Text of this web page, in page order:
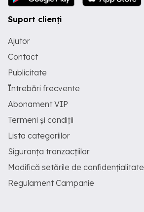
Suport clienți
Ajutor
Contact
Publicitate
Întrebări frecvente
Abonament VIP
Termeni și condiții
Lista categoriilor
Siguranța tranzacțiilor
Modifică setările de confidențialitate
Regulament Campanie